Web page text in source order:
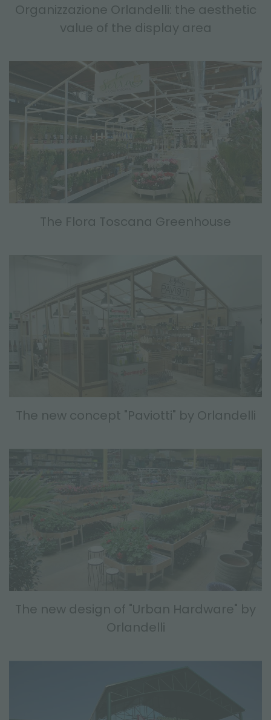
Organizzazione Orlandelli: the aesthetic
value of the display area
The Flora Toscana Greenhouse
The new concept "Paviotti" by Orlandelli
The new design of "Urban Hardware" by
Orlandelli